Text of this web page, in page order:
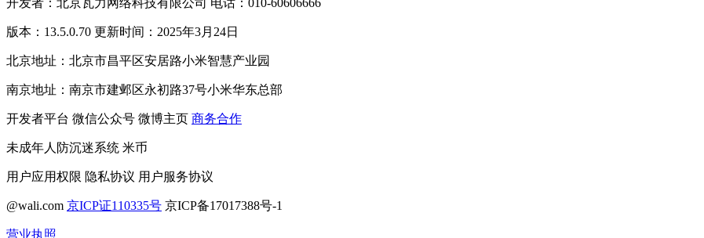
版本：13.5.0.70 更新时间：2025年3月24日
北京地址：北京市昌平区安居路小米智慧产业园
南京地址：南京市建邺区永初路37号小米华东总部
开发者平台 微信公众号 微博主页 商务合作
未成年人防沉迷系统 米币
用户应用权限 隐私协议 用户服务协议
@wali.com 京ICP证110335号 京ICP备17017388号-1
营业执照